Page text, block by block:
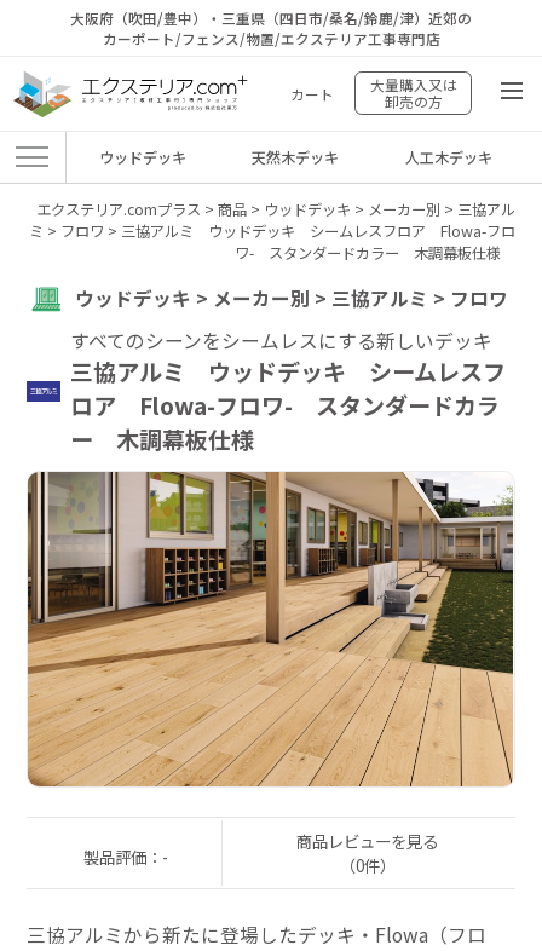
大阪府（吹田/豊中）・三重県（四日市/桑名/鈴鹿/津）近郊の
カーポート/フェンス/物置/エクステリア工事専門店
カート
大量購入又は
卸売の方
ウッドデッキ 天然木デッキ 人工木デッキ
エクステリア.comプラス > 商品> ウッドデッキ > メーカー別 > 三協アル
ミ > フロワ > 三協アルミ ウッドデッキ シームレスフロア Flowa-フロ
ワ- スタンダードカラー 木調幕板仕様
ウッドデッキ > メーカー別 > 三協アルミ > フロワ
すべてのシーンをシームレスにする新しいデッキ
三協アルミ ウッドデッキ シームレスフ
ロア Flowa-フロワ- スタンダードカラ
ー 木調幕板仕様
製品評価：-
商品レビューを見る
（0件）
三協アルミから新たに登場したデッキ・Flowa（フロ